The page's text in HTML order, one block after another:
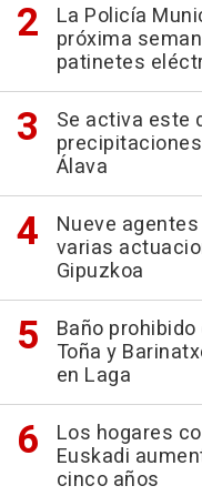
La Policía
próxima
patinetes
Se activa este
Álava
Nueve
varias
Gipuzkoa
Baño
Toña y
en Laga
Los hogares
Euskadi
cinco años